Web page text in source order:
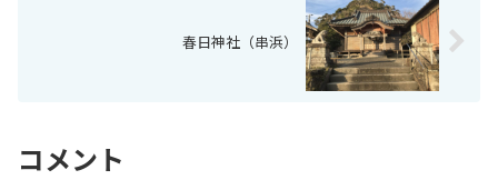
春日神社（串浜）
コメント